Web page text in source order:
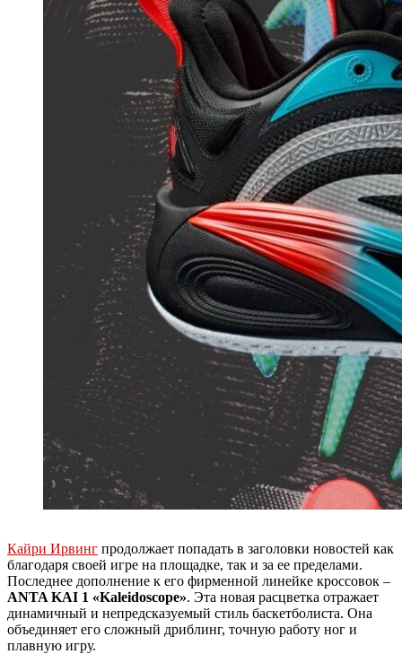
Кайри Ирвинг продолжает попадать в заголовки новостей как
благодаря своей игре на площадке, так и за ее пределами.
Последнее дополнение к его фирменной линейке кроссовок –
ANTA KAI 1 «Kaleidoscope». Эта новая расцветка отражает
динамичный и непредсказуемый стиль баскетболиста. Она
объединяет его сложный дриблинг, точную работу ног и
плавную игру.